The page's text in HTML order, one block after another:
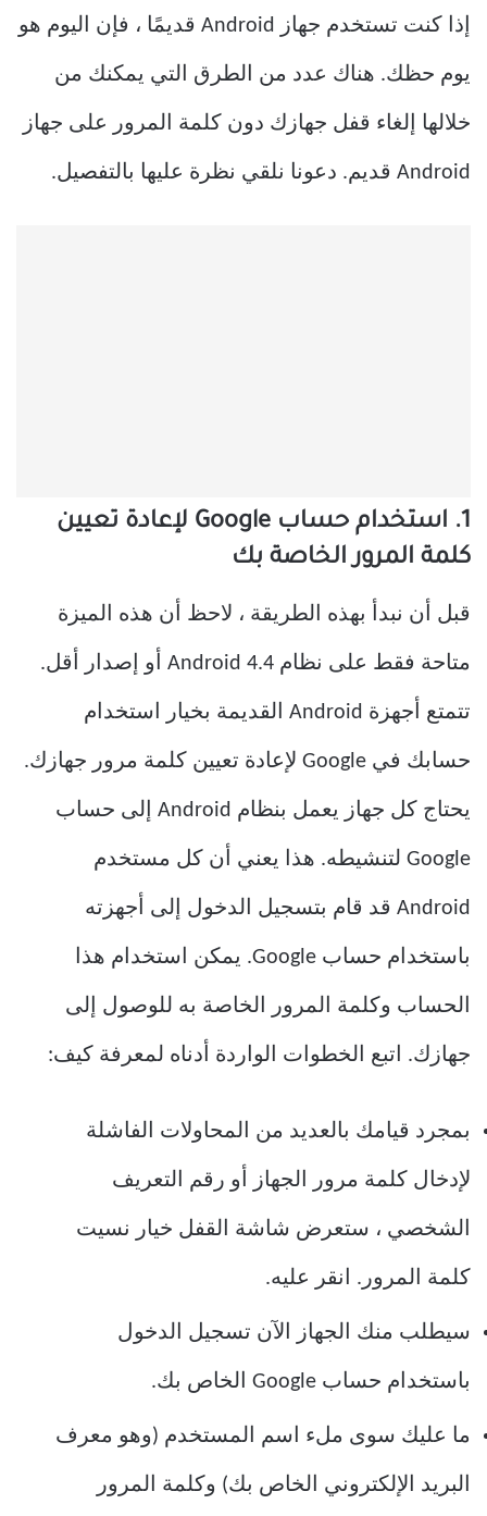
إذا كنت تستخدم جهاز Android قديمًا ، فإن اليوم هو
يوم حظك. هناك عدد من الطرق التي يمكنك من
خلالها إلغاء قفل جهازك دون كلمة المرور على جهاز
Android قديم. دعونا نلقي نظرة عليها بالتفصيل.
1. استخدام حساب Google لإعادة تعيين
كلمة المرور الخاصة بك
قبل أن نبدأ بهذه الطريقة ، لاحظ أن هذه الميزة
متاحة فقط على نظام Android 4.4 أو إصدار أقل.
تتمتع أجهزة Android القديمة بخيار استخدام
حسابك في Google لإعادة تعيين كلمة مرور جهازك.
يحتاج كل جهاز يعمل بنظام Android إلى حساب
Google لتنشيطه. هذا يعني أن كل مستخدم
Android قد قام بتسجيل الدخول إلى أجهزته
باستخدام حساب Google. يمكن استخدام هذا
الحساب وكلمة المرور الخاصة به للوصول إلى
جهازك. اتبع الخطوات الواردة أدناه لمعرفة كيف:
بمجرد قيامك بالعديد من المحاولات الفاشلة
لإدخال كلمة مرور الجهاز أو رقم التعريف
الشخصي ، ستعرض شاشة القفل خيار نسيت
كلمة المرور. انقر عليه.
سيطلب منك الجهاز الآن تسجيل الدخول
باستخدام حساب Google الخاص بك.
ما عليك سوى ملء اسم المستخدم (وهو معرف
البريد الإلكتروني الخاص بك) وكلمة المرور